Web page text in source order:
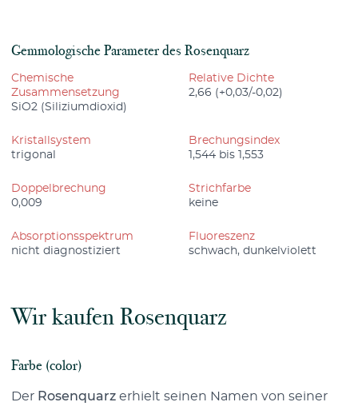
Gemmologische Parameter des Rosenquarz
Chemische
Zusammensetzung
SiO2 (Siliziumdioxid)
Relative Dichte
2,66 (+0,03/-0,02)
Kristallsystem
trigonal
Brechungsindex
1,544 bis 1,553
Doppelbrechung
0,009
Strichfarbe
keine
Absorptionsspektrum
nicht diagnostiziert
Fluoreszenz
schwach, dunkelviolett
Wir kaufen Rosenquarz
Farbe (color)
Der Rosenquarz erhielt seinen Namen von seiner